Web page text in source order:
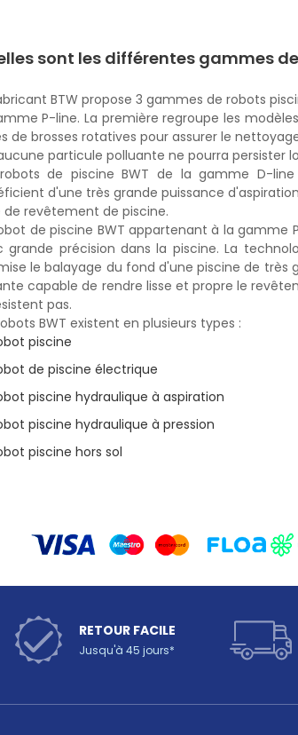
sont les différentes gammes
BTW propose 3 gammes de robots
P-line. La première regroupe les
de brosses rotatives pour assurer le
particule polluante ne pourra persister
de piscine BWT de la gamme D-
d'une très grande puissance
de revêtement de piscine.
de piscine BWT appartenant à la
grande précision dans la piscine. La
le balayage du fond d'une piscine de très
capable de rendre lisse et propre le
pas.
BWT existent en plusieurs types :
piscine
de piscine électrique
piscine hydraulique à aspiration
piscine hydraulique à pression
piscine hors sol
RETOUR FACILE
Jusqu'à 45 jours*